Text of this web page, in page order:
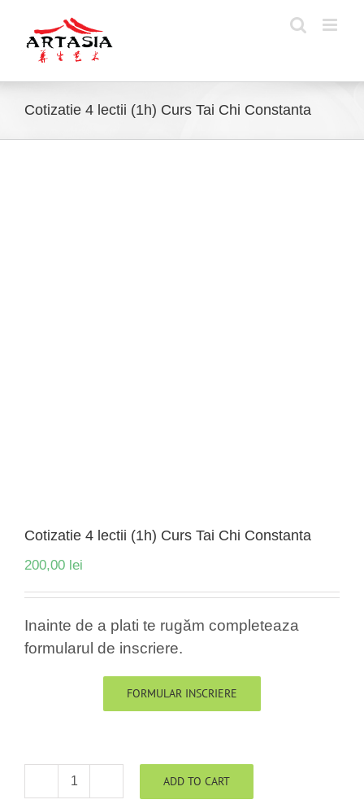
content
Cotizatie 4 lectii (1h) Curs Tai Chi Constanta
Cotizatie 4 lectii (1h) Curs Tai Chi Constanta
200,00 lei
Inainte de a plati te rugăm completeaza
formularul de inscriere.
FORMULAR INSCRIERE
Cotizatie
ADD TO CART